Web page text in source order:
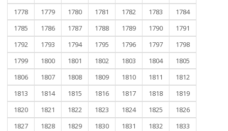
1778
1779 1780 1781 1782 1783
1784
1785
1786 1787 1788 1789 1790
1791
1792
1793 1794 1795 1796 1797
1798
1799
1800 1801 1802 1803 1804
1805
1806
1807 1808 1809 1810 1811
1812
1813
1814 1815 1816 1817 1818
1819
1820
1821 1822 1823 1824 1825
1826
1827
1828 1829 1830 1831 1832
1833